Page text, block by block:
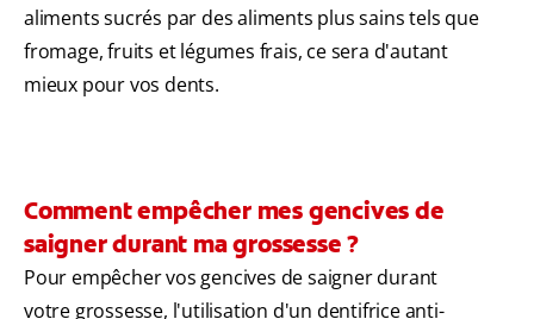
aliments sucrés par des aliments plus sains tels que
fromage, fruits et légumes frais, ce sera d'autant
mieux pour vos dents.
Comment empêcher mes gencives de
saigner durant ma grossesse ?
Pour empêcher vos gencives de saigner durant
votre grossesse, l'utilisation d'un dentifrice anti-